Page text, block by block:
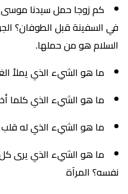
كم زوجا حمل سيدنا موسى
في السفينة قبل الطوفان؟
السلام هو من حملها.
ما هو الشيء الذي يملأ
ما هو الشيء الذي كلما
ما هو الشيء الذي له
ما هو الشيء الذي يرى
نفسه؟ المرآة